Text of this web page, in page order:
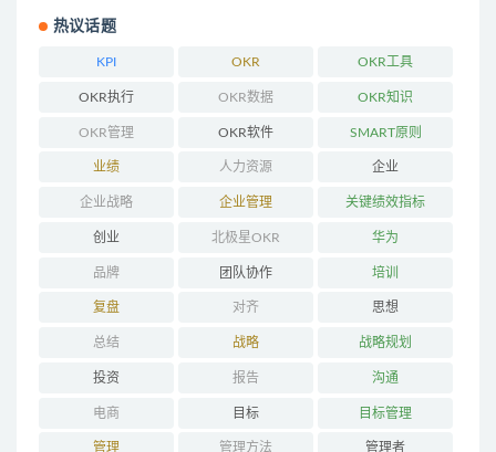
热议话题
KPI OKR OKR工具
OKR执行 OKR数据 OKR知识
OKR管理 OKR软件 SMART原则
业绩 人力资源 企业
企业战略 企业管理 关键绩效指标
创业 北极星OKR 华为
品牌 团队协作 培训
复盘 对齐 思想
总结 战略 战略规划
投资 报告 沟通
电商 目标 目标管理
管理 管理方法 管理者